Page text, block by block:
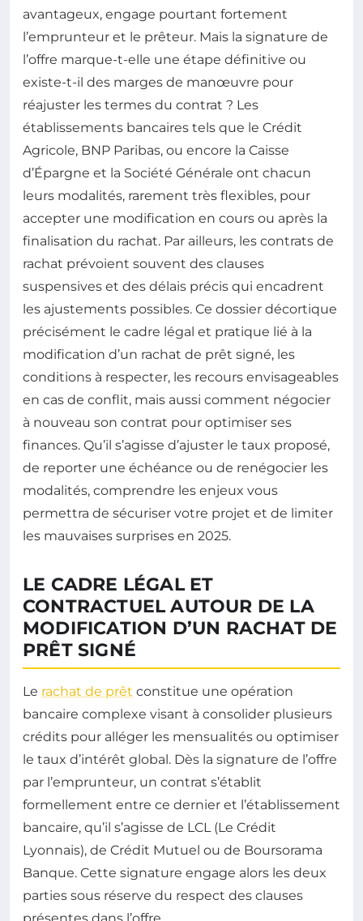
avantageux, engage pourtant fortement
l’emprunteur et le prêteur. Mais la signature de
l’offre marque-t-elle une étape définitive ou
existe-t-il des marges de manœuvre pour
réajuster les termes du contrat ? Les
établissements bancaires tels que le Crédit
Agricole, BNP Paribas, ou encore la Caisse
d’Épargne et la Société Générale ont chacun
leurs modalités, rarement très flexibles, pour
accepter une modification en cours ou après la
finalisation du rachat. Par ailleurs, les contrats de
rachat prévoient souvent des clauses
suspensives et des délais précis qui encadrent
les ajustements possibles. Ce dossier décortique
précisément le cadre légal et pratique lié à la
modification d’un rachat de prêt signé, les
conditions à respecter, les recours envisageables
en cas de conflit, mais aussi comment négocier
à nouveau son contrat pour optimiser ses
finances. Qu’il s’agisse d’ajuster le taux proposé,
de reporter une échéance ou de renégocier les
modalités, comprendre les enjeux vous
permettra de sécuriser votre projet et de limiter
les mauvaises surprises en 2025.
LE CADRE LÉGAL ET
CONTRACTUEL AUTOUR DE LA
MODIFICATION D’UN RACHAT DE
PRÊT SIGNÉ
Le rachat de prêt constitue une opération
bancaire complexe visant à consolider plusieurs
crédits pour alléger les mensualités ou optimiser
le taux d’intérêt global. Dès la signature de l’offre
par l’emprunteur, un contrat s’établit
formellement entre ce dernier et l’établissement
bancaire, qu’il s’agisse de LCL (Le Crédit
Lyonnais), de Crédit Mutuel ou de Boursorama
Banque. Cette signature engage alors les deux
parties sous réserve du respect des clauses